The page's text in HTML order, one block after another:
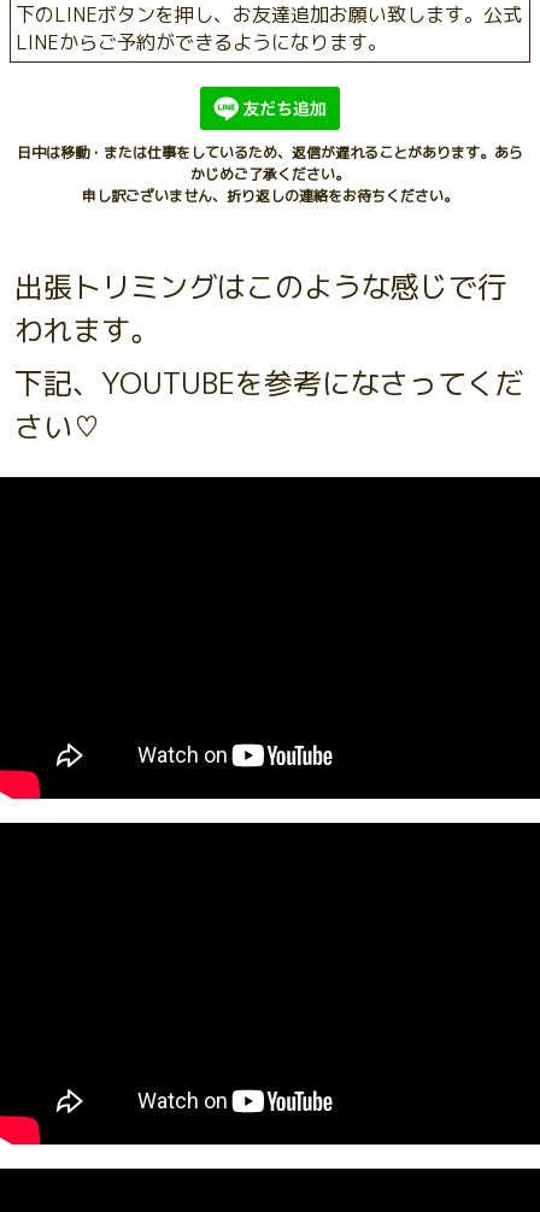
下のLINEボタンを押し、お友達追加お願い致します。公式
LINEからご予約ができるようになります。
日中は移動・または仕事をしているため、返信が遅れることがあります。あら
かじめご了承ください。
申し訳ございません、折り返しの連絡をお待ちください。
出張トリミングはこのような感じで行
われます。
下記、YOUTUBEを参考になさってくだ
さい♡